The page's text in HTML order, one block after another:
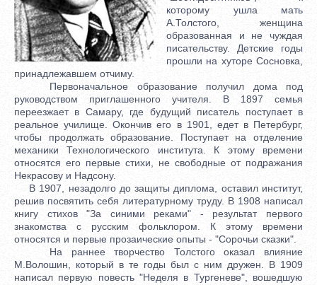
которому ушла мать
А.Толстого, женщина
образованная и не чуждая
писательству. Детские годы
прошли на хуторе Сосновка,
принадлежавшем отчиму.
Первоначальное образование получил дома под
руководством приглашенного учителя. В 1897 семья
переезжает в Самару, где будущий писатель поступает в
реальное училище. Окончив его в 1901, едет в Петербург,
чтобы продолжать образование. Поступает на отделение
механики Технологического института. К этому времени
относятся его первые стихи, не свободные от подражания
Некрасову и Надсону.
В 1907, незадолго до защиты диплома, оставил институт,
решив посвятить себя литературному труду. В 1908 написал
книгу стихов "За синими реками" - результат первого
знакомства с русским фольклором. К этому времени
относятся и первые прозаические опыты - "Сорочьи сказки".
На раннее творчество Толстого оказал влияние
М.Волошин, который в те годы был с ним дружен. В 1909
написал первую повесть "Неделя в Тургеневе", вошедшую